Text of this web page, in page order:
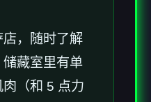
，随时了解
藏室里有单
（和 5 点力